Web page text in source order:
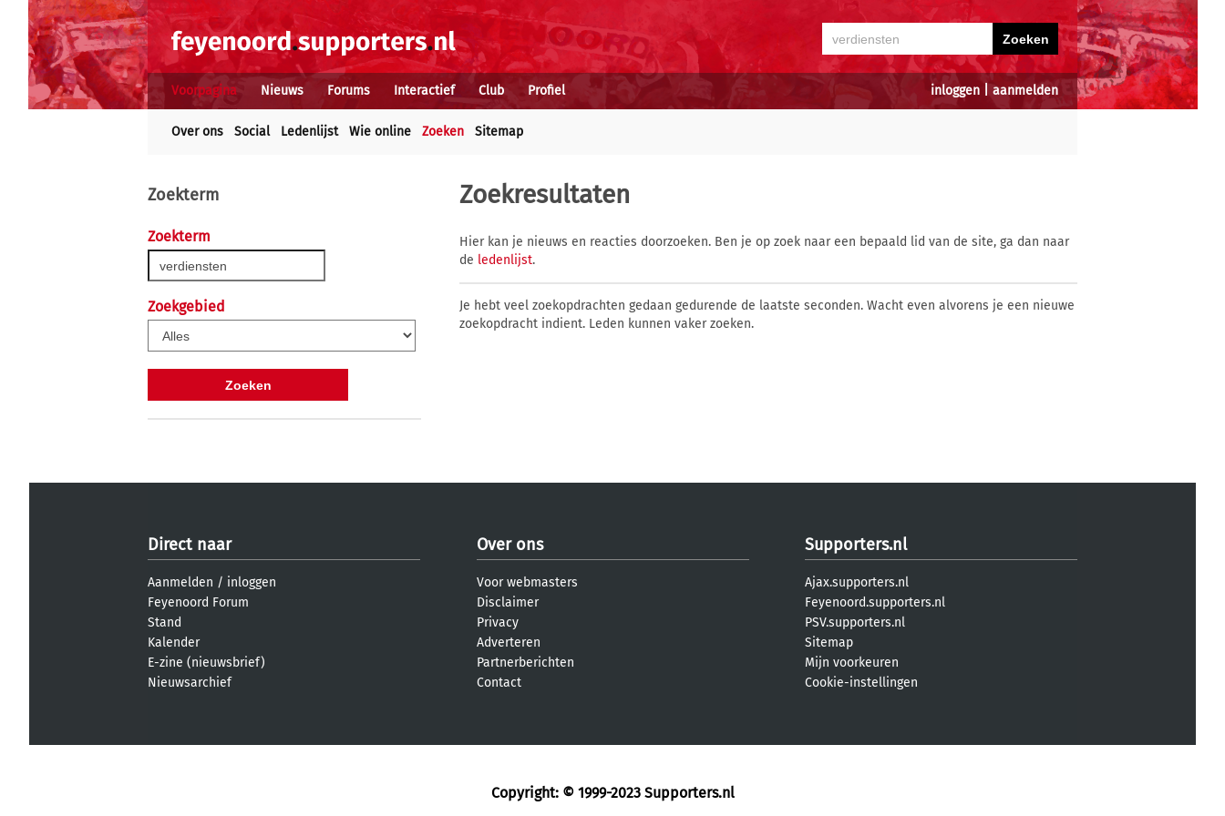
inloggen aanmelden
Voorpagina Nieuws Forums Interactief Club Profiel
Over ons Social Ledenlijst Wie online Zoeken Sitemap
Zoekterm
Zoekterm
Zoekgebied
Zoekresultaten
Hier kan je nieuws en reacties doorzoeken. Ben je op zoek naar een bepaald lid van de site, ga dan naar
de ledenlijst.
Je hebt veel zoekopdrachten gedaan gedurende de laatste seconden. Wacht even alvorens je een nieuwe
zoekopdracht indient. Leden kunnen vaker zoeken.
Direct naar
Aanmelden / inloggen
Feyenoord Forum
Stand
Kalender
E-zine (nieuwsbrief)
Nieuwsarchief
Over ons
Voor webmasters
Disclaimer
Privacy
Adverteren
Partnerberichten
Contact
Supporters.nl
Ajax.supporters.nl
Feyenoord.supporters.nl
PSV.supporters.nl
Sitemap
Mijn voorkeuren
Cookie-instellingen
Copyright: © 1999-2023 Supporters.nl